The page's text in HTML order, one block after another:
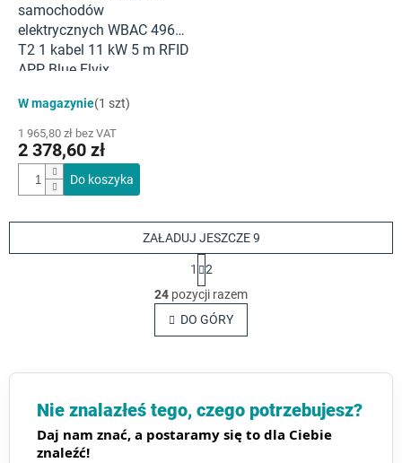
samochodów
elektrycznych WBAC 4966
T2 1 kabel 11 kW 5 m RFID
APP Blue Elvix
W magazynie(1 szt)
1 965,80 zł bez VAT
2 378,60 zł
Do koszyka
K
o
n
t
o
k
i
l
ZAŁADUJ JESZCZE 9
P
a
g
i
n
a
1
2
24 pozycji razem
DO GÓRY
Nie znalazłeś tego, czego potrzebujesz?
Daj nam znać, a postaramy się to dla Ciebie
znaleźć!